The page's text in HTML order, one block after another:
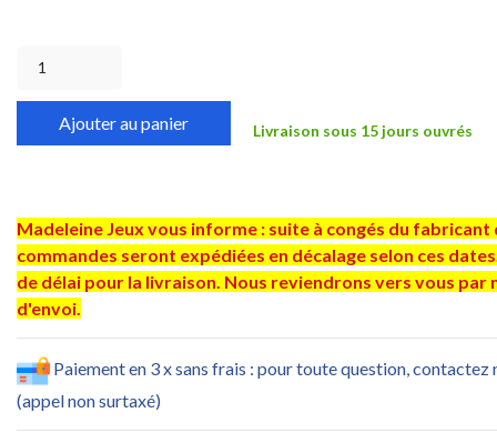
Ajouter au panier Livraison sous 15 jours ouvrés
Madeleine Jeux vous informe : suite à congés du fabricant
commandes seront expédiées en décalage selon ces
de délai pour la livraison. Nous reviendrons vers vous par
d'envoi.
Paiement en 3 x sans frais : pour toute question, contactez
(appel non surtaxé)